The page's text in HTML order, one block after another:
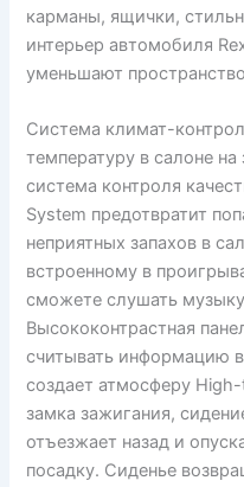
карманы, ящички,
интерьер автомобиля
уменьшают
Система климат-
температуру в салоне
система контроля
System предотвратит
неприятных запахов в
встроенному в
сможете слушать
Высококонтрастная
считывать информацию
создает атмосферу
замка зажигания,
отъезжает назад и
посадку. Сиденье